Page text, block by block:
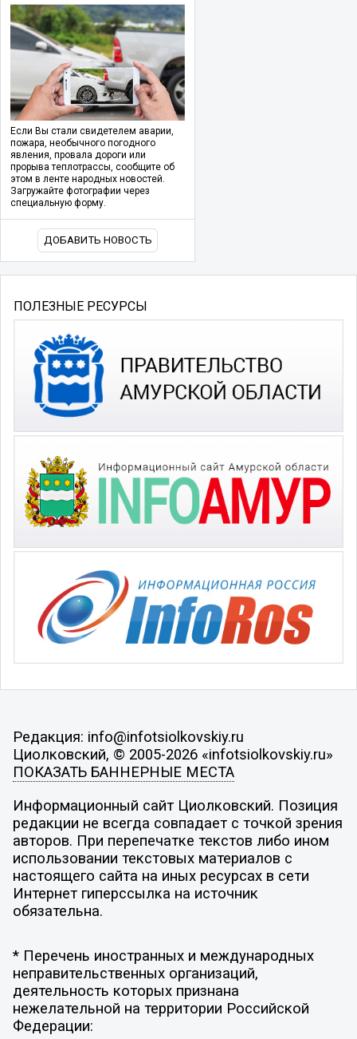
Если Вы стали свидетелем аварии,
пожара, необычного погодного
явления, провала дороги или
прорыва теплотрассы, сообщите об
этом в ленте народных новостей.
Загружайте фотографии через
специальную форму.
ДОБАВИТЬ НОВОСТЬ
ПОЛЕЗНЫЕ РЕСУРСЫ
Редакция: info@infotsiolkovskiy.ru
Циолковский, © 2005-2026 «infotsiolkovskiy.ru»
ПОКАЗАТЬ БАННЕРНЫЕ МЕСТА
Информационный сайт Циолковский. Позиция
редакции не всегда совпадает с точкой зрения
авторов. При перепечатке текстов либо ином
использовании текстовых материалов с
настоящего сайта на иных ресурсах в сети
Интернет гиперссылка на источник
обязательна.
* Перечень иностранных и международных
неправительственных организаций,
деятельность которых признана
нежелательной на территории Российской
Федерации: